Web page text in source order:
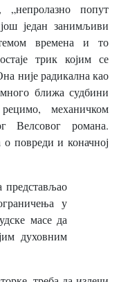
попут
један занимљиви
времена и то
трик којим се
није радикална као
ближа судбини
механичком
Велсовог романа.
о повреди и коначној
у
масе да
духовним